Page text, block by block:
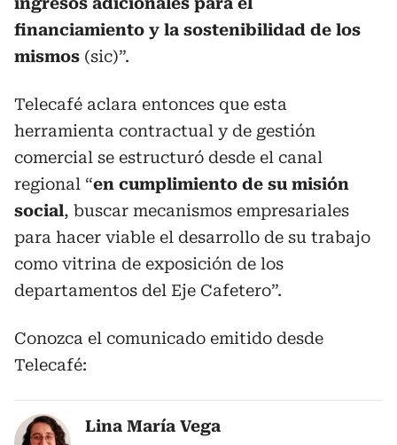
financiamiento y la sostenibilidad de los
mismos (sic)”.
Telecafé aclara entonces que esta
herramienta contractual y de gestión
comercial se estructuró desde el canal
regional “en cumplimiento de su misión
social, buscar mecanismos empresariales
para hacer viable el desarrollo de su trabajo
como vitrina de exposición de los
departamentos del Eje Cafetero”.
Conozca el comunicado emitido desde
Telecafé:
Lina María Vega